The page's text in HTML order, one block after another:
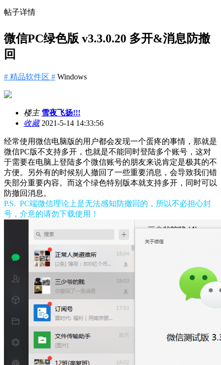
帖子详情
微信PC绿色版 v3.3.0.20 多开&消息防撤
回
# 精品软件区 # Windows
楼主 雪夜飞扬!!!
收藏2021-5-14 14:33:56
经常使用微信电脑版的用户都会发现一个蛋疼的事情，那就是
微信PC版不支持多开，也就是不能同时登陆多个账号，这对
于需要在电脑上登陆多个微信账号的朋友来说肯定是极其的不
方便。另外有的时候别人撤回了一些重要消息，会导致我们错
失部分重要内容。而这个绿色特别版本就支持多开，同时可以
防撤回消息。
P.S. PC端微信理论上是无法感知防撤回的，所以不必担心封
号，介意的请勿下载使用！